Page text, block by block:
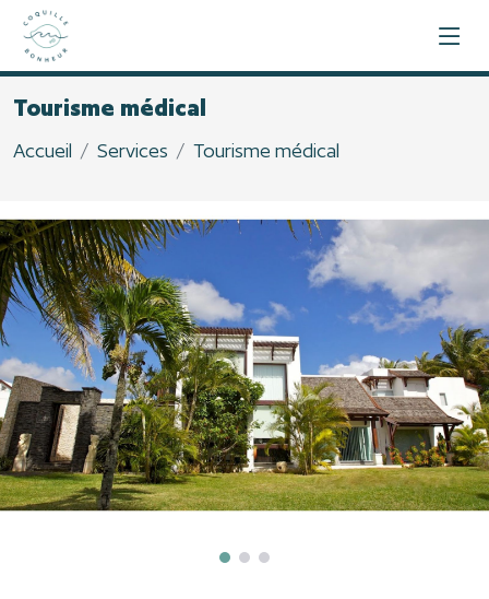
Tourisme médical
Accueil Services Tourisme médical